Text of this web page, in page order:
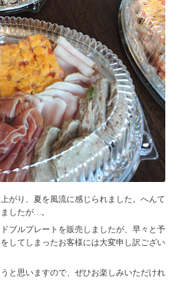
がり、夏を風流に感じられました。へんて
したが…。
ブルプレートを販売しましたが、早々と予
してしまったお客様には大変申し訳ござい
と思いますので、ぜひお楽しみいただけれ